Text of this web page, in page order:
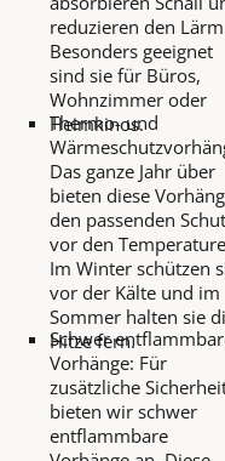
reduzieren den
Besonders geeignet
sind sie für Büros,
Wohnzimmer oder
Heimkinos.
Thermo- und
Das ganze Jahr über
bieten diese
den passenden
vor den
Im Winter schützen
vor der Kälte und im
Sommer halten sie
Hitze fern.
Schwer
Vorhänge: Für
zusätzliche
bieten wir schwer
entflammbare